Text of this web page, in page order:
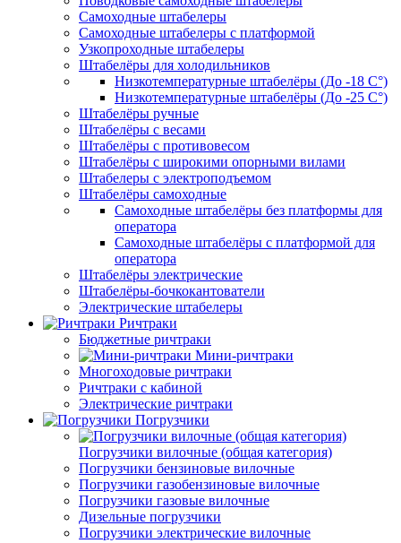
Самоходные штабелеры
Самоходные штабелеры с платформой
Узкопроходные штабелеры
Штабелёры для холодильников
Низкотемпературные штабелёры (До -18 C°)
Низкотемпературные штабелёры (До -25 C°)
Штабелёры ручные
Штабелёры с весами
Штабелёры с противовесом
Штабелёры с широкими опорными вилами
Штабелеры с электроподъемом
Штабелёры самоходные
Самоходные штабелёры без платформы для
оператора
Самоходные штабелёры с платформой для
оператора
Штабелёры электрические
Штабелёры-бочкокантователи
Электрические штабелеры
Ричтраки
Бюджетные ричтраки
Мини-ричтраки
Многоходовые ричтраки
Ричтраки с кабиной
Электрические ричтраки
Погрузчики
Погрузчики вилочные (общая категория)
Погрузчики бензиновые вилочные
Погрузчики газобензиновые вилочные
Погрузчики газовые вилочные
Дизельные погрузчики
Погрузчики электрические вилочные